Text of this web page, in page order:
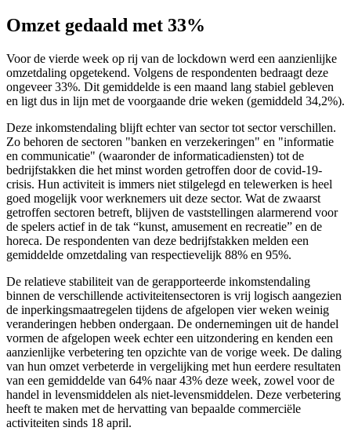
Omzet gedaald met 33%
Voor de vierde week op rij van de lockdown werd een aanzienlijke
omzetdaling opgetekend. Volgens de respondenten bedraagt deze
ongeveer 33%. Dit gemiddelde is een maand lang stabiel gebleven
en ligt dus in lijn met de voorgaande drie weken (gemiddeld 34,2%).
Deze inkomstendaling blijft echter van sector tot sector verschillen.
Zo behoren de sectoren "banken en verzekeringen" en "informatie
en communicatie" (waaronder de informaticadiensten) tot de
bedrijfstakken die het minst worden getroffen door de covid-19-
crisis. Hun activiteit is immers niet stilgelegd en telewerken is heel
goed mogelijk voor werknemers uit deze sector. Wat de zwaarst
getroffen sectoren betreft, blijven de vaststellingen alarmerend voor
de spelers actief in de tak “kunst, amusement en recreatie” en de
horeca. De respondenten van deze bedrijfstakken melden een
gemiddelde omzetdaling van respectievelijk 88% en 95%.
De relatieve stabiliteit van de gerapporteerde inkomstendaling
binnen de verschillende activiteitensectoren is vrij logisch aangezien
de inperkingsmaatregelen tijdens de afgelopen vier weken weinig
veranderingen hebben ondergaan. De ondernemingen uit de handel
vormen de afgelopen week echter een uitzondering en kenden een
aanzienlijke verbetering ten opzichte van de vorige week. De daling
van hun omzet verbeterde in vergelijking met hun eerdere resultaten
van een gemiddelde van 64% naar 43% deze week, zowel voor de
handel in levensmiddelen als niet-levensmiddelen. Deze verbetering
heeft te maken met de hervatting van bepaalde commerciële
activiteiten sinds 18 april.